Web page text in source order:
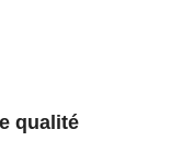
qualité